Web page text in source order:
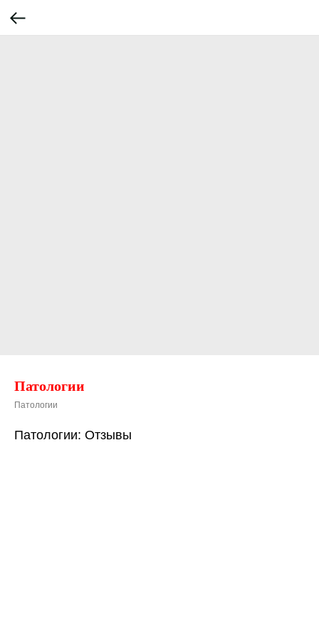
Патологии
Патологии
Патологии: Отзывы